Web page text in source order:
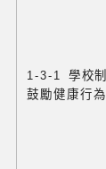
1-3-1 學校制
鼓勵健康行為